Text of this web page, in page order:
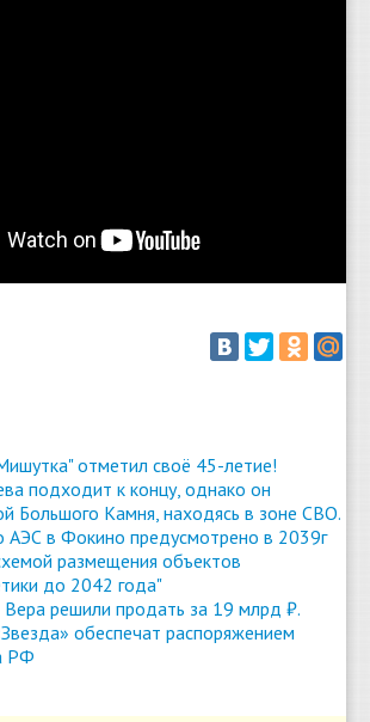
отметил своё 45-летие!
подходит к концу, однако он
Большого Камня, находясь в зоне СВО.
АЭС в Фокино предусмотрено в 2039г
размещения объектов
до 2042 года"
Вера решили продать за 19 млрд ₽.
обеспечат распоряжением
РФ